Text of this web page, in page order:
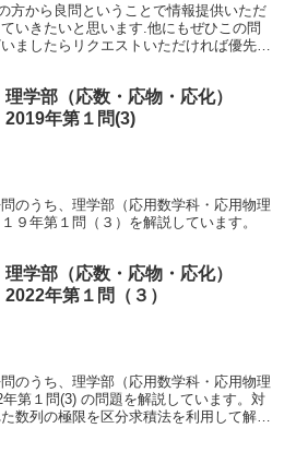
方から良問ということで情報提供いただ
いきたいと思います.他にもぜひこの問
ましたらリクエストいただければ優先的
理学部（応数・応物・応化）
2019年第１問(3)
のうち、理学部（応用数学科・応用物理
９年第１問（３）を解説しています。
理学部（応数・応物・応化）
2022年第１問（３）
のうち、理学部（応用数学科・応用物理
解説しています。対
数列の極限を区分求積法を利用して解く